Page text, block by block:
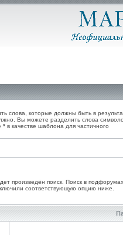
слова, которые должны быть в
Вы можете разделить слова
* в качестве шаблона для частичного
произведён поиск. Поиск в подфорумах
соответствующую опцию ниже.